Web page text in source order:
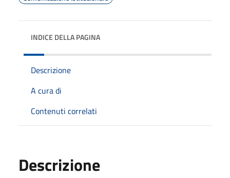
INDICE DELLA PAGINA
Descrizione
A cura di
Contenuti correlati
Descrizione